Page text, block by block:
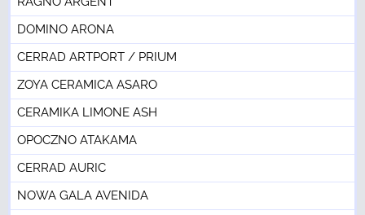
DOMINO ARONA
CERRAD ARTPORT / PRIUM
ZOYA CERAMICA ASARO
CERAMIKA LIMONE ASH
OPOCZNO ATAKAMA
CERRAD AURIC
NOWA GALA AVENIDA